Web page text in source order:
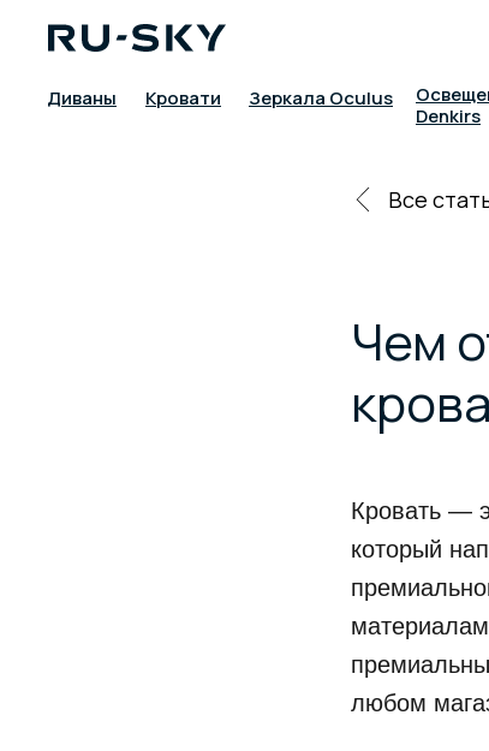
Диваны
Кровати Зеркала Oculus
Denkirs
Все
Чем
Кровать —
который
любом